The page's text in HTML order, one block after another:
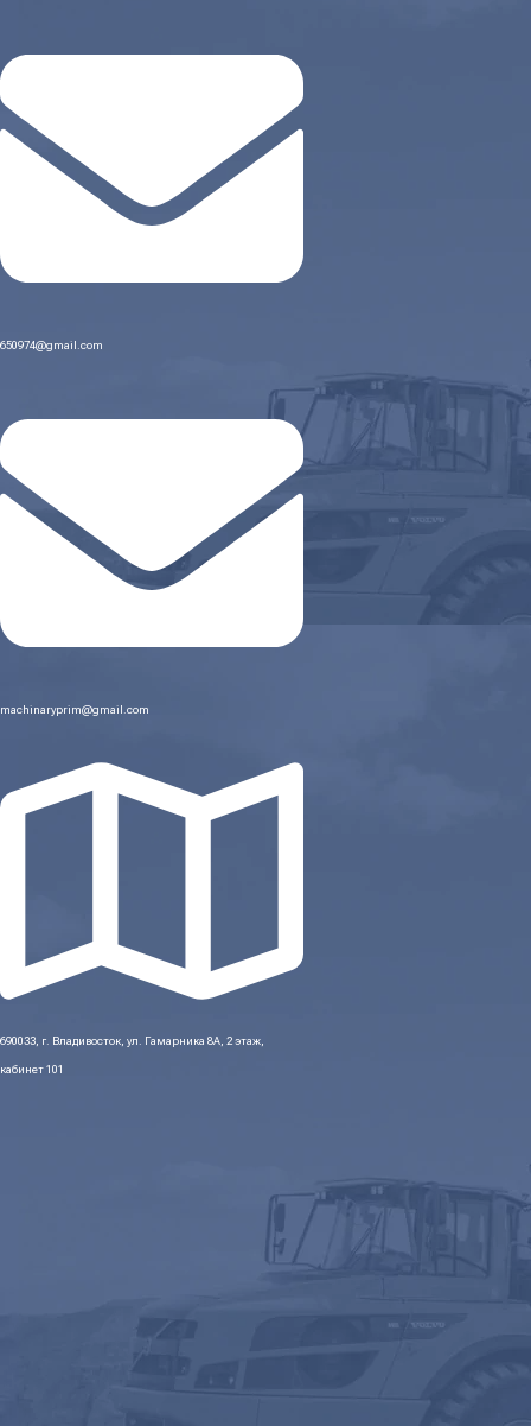
650974@gmail.com
machinaryprim@gmail.com
690033, г. Владивосток, ул. Гамарника 8А, 2 этаж,
кабинет 101